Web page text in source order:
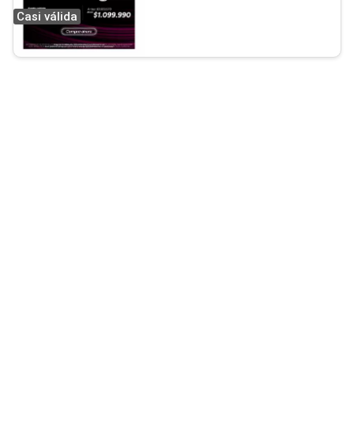
Casi válida